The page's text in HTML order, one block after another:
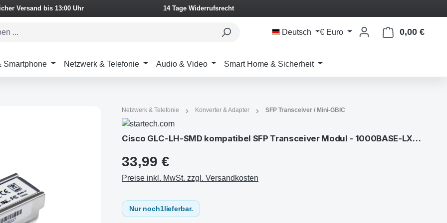
Versand bis 13:00 Uhr 14 Tage Widerrufsrecht
Deutsch € Euro 0,00 €
Smartphone Netzwerk & Telefonie Audio & Video Smart Home & Sicherheit
Netzwerk & Telefonie Konverter & Adapter SFP Transceiver / Mini-GBIC
Cisco GLC-LH-SMD kompatibel SFP Transceiver Modul - 1000BASE-LX/LH
33,99 €
Preise inkl. MwSt. zzgl. Versandkosten
Nur noch1lieferbar.